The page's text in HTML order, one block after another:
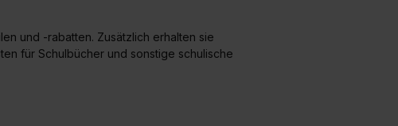
und -rabatten. Zusätzlich erhalten sie
für Schulbücher und sonstige schulische